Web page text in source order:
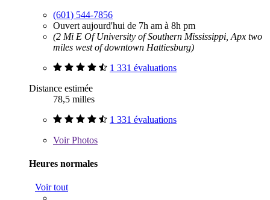
(601) 544-7856
Ouvert aujourd'hui de 7h am à 8h pm
(2 Mi E Of University of Southern Mississippi, Apx two
miles west of downtown Hattiesburg)
1 331 évaluations
Distance estimée
78,5 milles
1 331 évaluations
VoirPhotos
Heures normales
Voir tout